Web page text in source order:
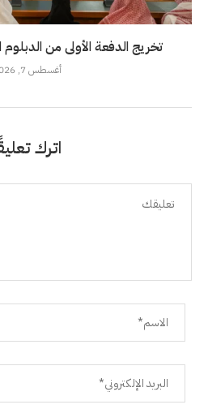
تخريج الدفعة الأولى من الدبلوم
أغسطس 7, 2026
اترك